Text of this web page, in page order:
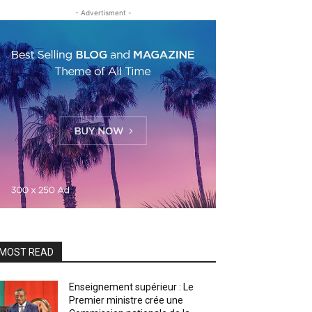
- Advertisment -
READ
Enseignement supérieur : Le
Premier ministre crée une